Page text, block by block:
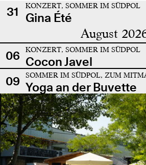
31
KONZERT, SOMMER IM SÜDPOL
Gina Été
August
06 KONZERT, SOMMER IM SÜDPOL
Cocon Javel
09
SOMMER IM SÜDPOL, ZUM
Yoga an der Buvette